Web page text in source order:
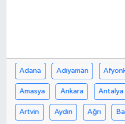
Adana Adıyaman
Amasya Ankara Antalya
Artvin Aydın Ağrı